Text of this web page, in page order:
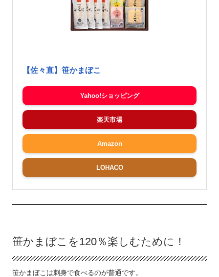
【佐々直】笹かまぼこ
Yahoo!ショッピング
楽天市場
Amazon
LOHACO
笹かまぼこを120％楽しむために！
笹かまぼこは刺身で食べるのが普通です。